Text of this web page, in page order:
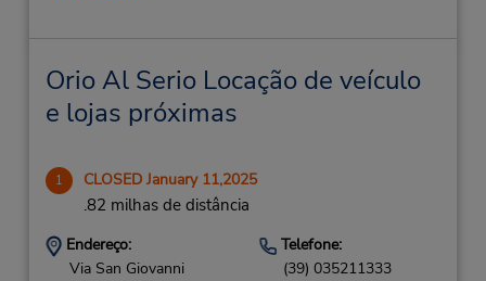
Orio Al Serio Locação de veículo
e lojas próximas
1 CLOSED January 11,2025
.82 milhas de distância
Endereço:
Via San Giovanni
Telefone:
(39) 035211333